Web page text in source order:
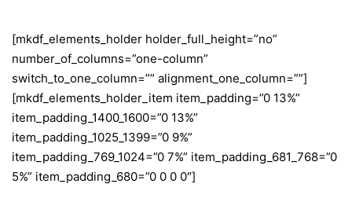
[mkdf_elements_holder holder_full_height=”no”
number_of_columns=”one-column”
switch_to_one_column=”” alignment_one_column=””]
[mkdf_elements_holder_item item_padding=”0 13%”
item_padding_1400_1600=”0 13%”
item_padding_1025_1399=”0 9%”
item_padding_769_1024=”0 7%” item_padding_681_768=”0
5%” item_padding_680=”0 0 0 0″]